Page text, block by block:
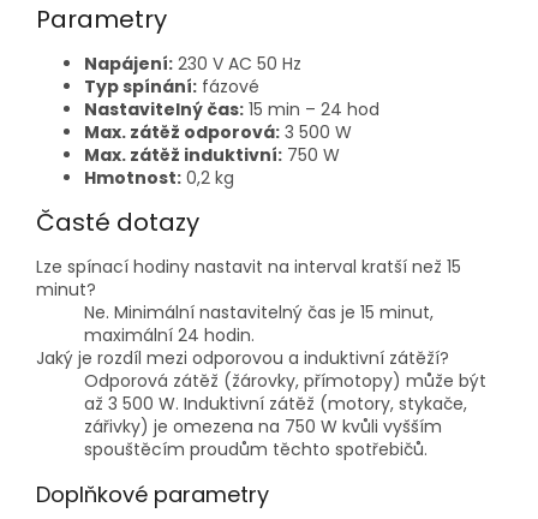
Parametry
Napájení: 230 V AC 50 Hz
Typ spínání: fázové
Nastavitelný čas: 15 min – 24 hod
Max. zátěž odporová: 3 500 W
Max. zátěž induktivní: 750 W
Hmotnost: 0,2 kg
Časté dotazy
Lze spínací hodiny nastavit na interval kratší než 15
minut?
Ne. Minimální nastavitelný čas je 15 minut,
maximální 24 hodin.
Jaký je rozdíl mezi odporovou a induktivní zátěží?
Odporová zátěž (žárovky, přímotopy) může být
až 3 500 W. Induktivní zátěž (motory, stykače,
zářivky) je omezena na 750 W kvůli vyšším
spouštěcím proudům těchto spotřebičů.
Doplňkové parametry